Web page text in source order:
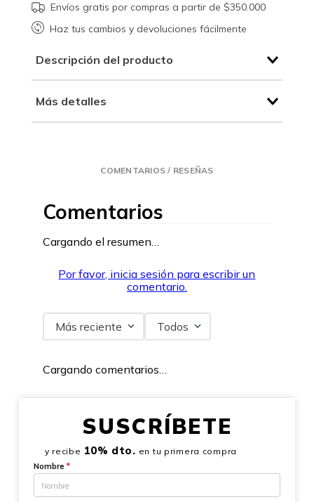
Envíos gratis por compras a partir de $350.000
Haz tus cambios y devoluciones fácilmente
Descripción del producto
Más detalles
COMENTARIOS / RESEÑAS
Comentarios
Cargando el resumen…
Por favor, inicia sesión para escribir un
comentario.
Más reciente Todos
Cargando comentarios…
SUSCRÍBETE
y recibe 10% dto. en tu primera compra
Nombre *